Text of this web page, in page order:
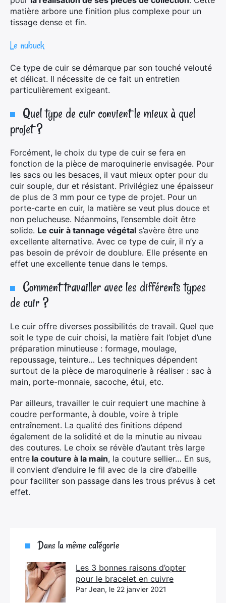
matière arbore une finition plus complexe pour un
tissage dense et fin.
Le nubuck
Ce type de cuir se démarque par son touché velouté
et délicat. Il nécessite de ce fait un entretien
particulièrement exigeant.
Quel type de cuir convient le mieux à quel
projet ?
Forcément, le choix du type de cuir se fera en
fonction de la pièce de maroquinerie envisagée. Pour
les sacs ou les besaces, il vaut mieux opter pour du
cuir souple, dur et résistant. Privilégiez une épaisseur
de plus de 3 mm pour ce type de projet. Pour un
porte-carte en cuir, la matière se veut plus douce et
non pelucheuse. Néanmoins, l’ensemble doit être
solide. Le cuir à tannage végétal s’avère être une
excellente alternative. Avec ce type de cuir, il n’y a
pas besoin de prévoir de doublure. Elle présente en
effet une excellente tenue dans le temps.
Comment travailler avec les différents types
de cuir ?
Le cuir offre diverses possibilités de travail. Quel que
soit le type de cuir choisi, la matière fait l’objet d’une
préparation minutieuse : formage, moulage,
repoussage, teinture… Les techniques dépendent
surtout de la pièce de maroquinerie à réaliser : sac à
main, porte-monnaie, sacoche, étui, etc.
Par ailleurs, travailler le cuir requiert une machine à
coudre performante, à double, voire à triple
entraînement. La qualité des finitions dépend
également de la solidité et de la minutie au niveau
des coutures. Le choix se révèle d’autant très large
entre la couture à la main, la couture sellier… En sus,
il convient d’enduire le fil avec de la cire d’abeille
pour faciliter son passage dans les trous prévus à cet
effet.
Dans la même catégorie
Les 3 bonnes raisons d’opter
pour le bracelet en cuivre
Par Jean, le 22 janvier 2021
Rechercher
: